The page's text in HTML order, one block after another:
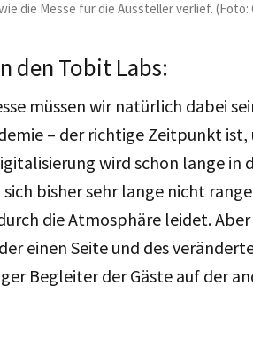
die Messe für die Aussteller verlief. (Foto:
den Tobit Labs:
müssen wir natürlich dabei
– der richtige Zeitpunkt
wird schon lange in
bisher sehr lange nicht
die Atmosphäre leidet.
einen Seite und des
Begleiter der Gäste auf der